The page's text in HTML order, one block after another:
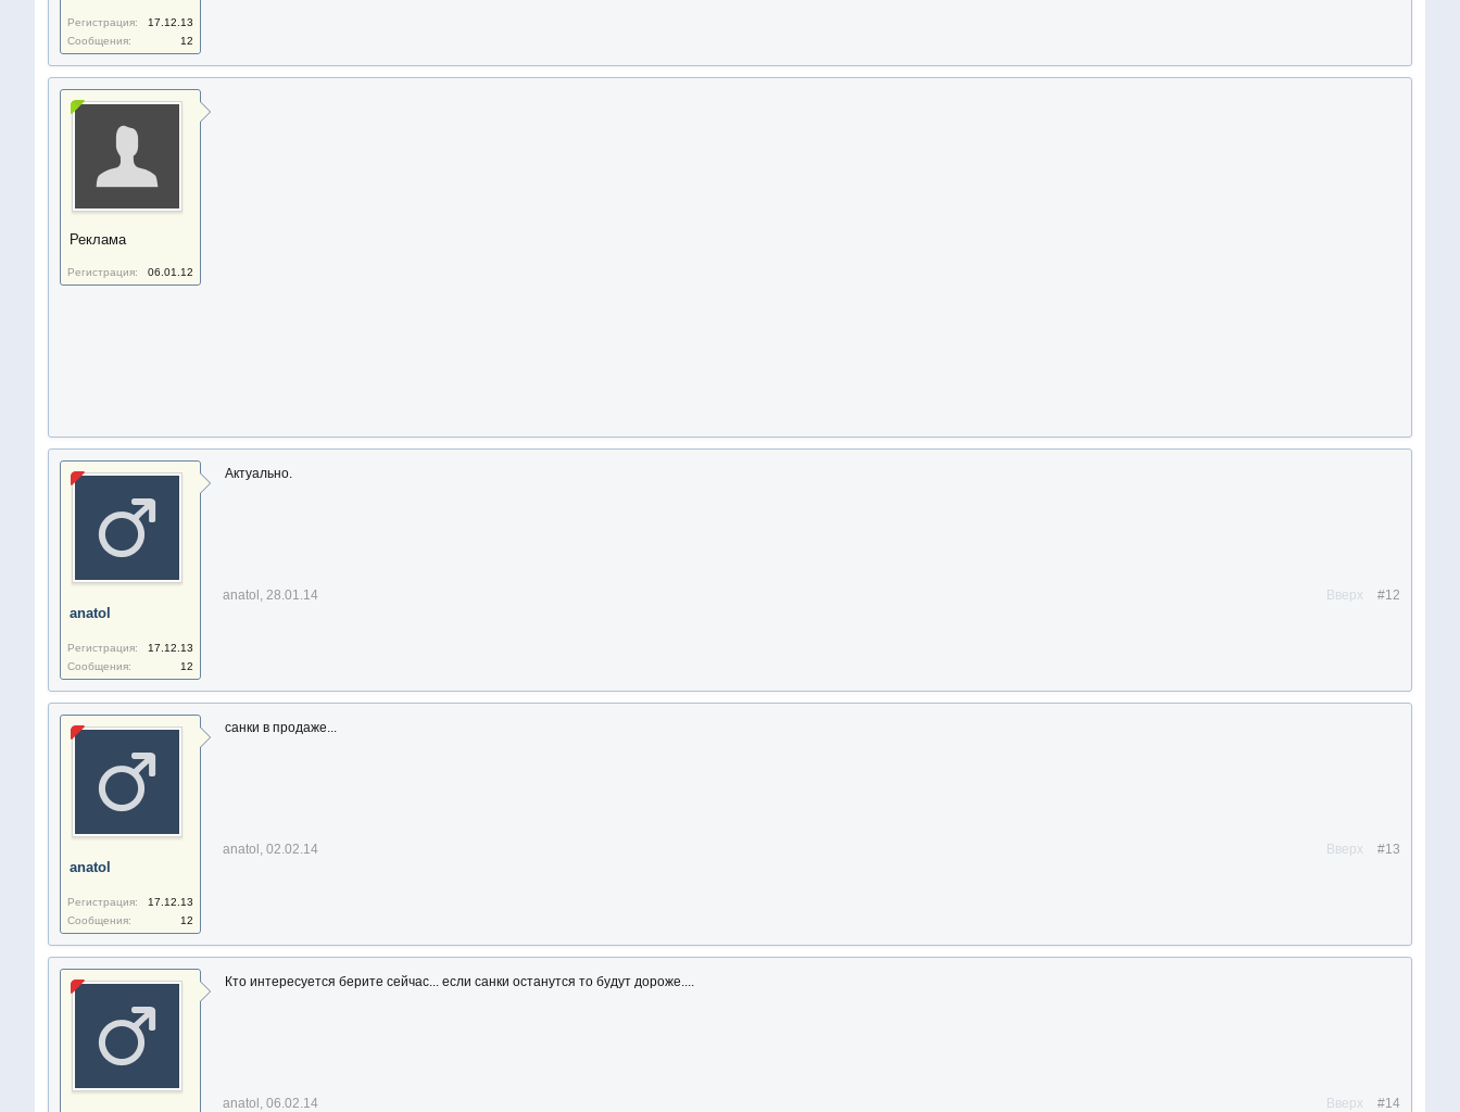
Регистрация:
17.12.13
Сообщения:
12
Реклама
Регистрация: 06.01.12
anatol
Регистрация:
17.12.13
Сообщения:
12
Актуально.
anatol , 28.01.14 #12
Вверх
anatol
Регистрация:
17.12.13
Сообщения:
12
санки в продаже...
anatol , 02.02.14 #13
Вверх
Кто интересуется берите сейчас... если санки останутся то будут дороже....
anatol , 06.02.14 #14
Вверх